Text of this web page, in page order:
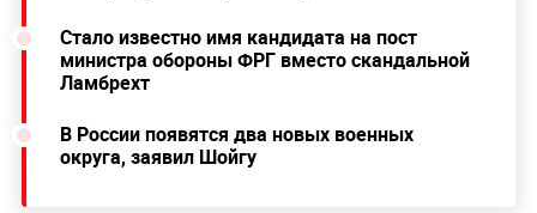
Стало известно имя кандидата на пост
министра обороны ФРГ вместо скандальной
Ламбрехт
В России появятся два новых военных
округа, заявил Шойгу